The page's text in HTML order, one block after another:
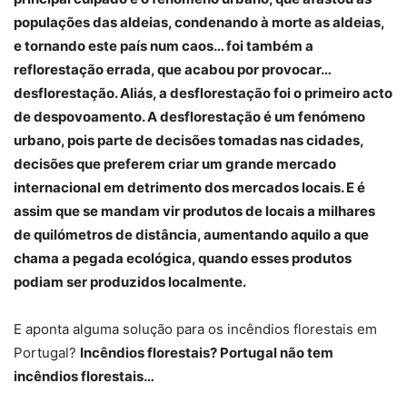
populações das aldeias, condenando à morte as aldeias,
e tornando este país num caos… foi também a
reflorestação errada, que acabou por provocar…
desflorestação. Aliás, a desflorestação foi o primeiro acto
de despovoamento. A desflorestação é um fenómeno
urbano, pois parte de decisões tomadas nas cidades,
decisões que preferem criar um grande mercado
internacional em detrimento dos mercados locais. E é
assim que se mandam vir produtos de locais a milhares
de quilómetros de distância, aumentando aquilo a que
chama a pegada ecológica, quando esses produtos
podiam ser produzidos localmente.
E aponta alguma solução para os incêndios florestais em
Portugal? Incêndios florestais? Portugal não tem
incêndios florestais…